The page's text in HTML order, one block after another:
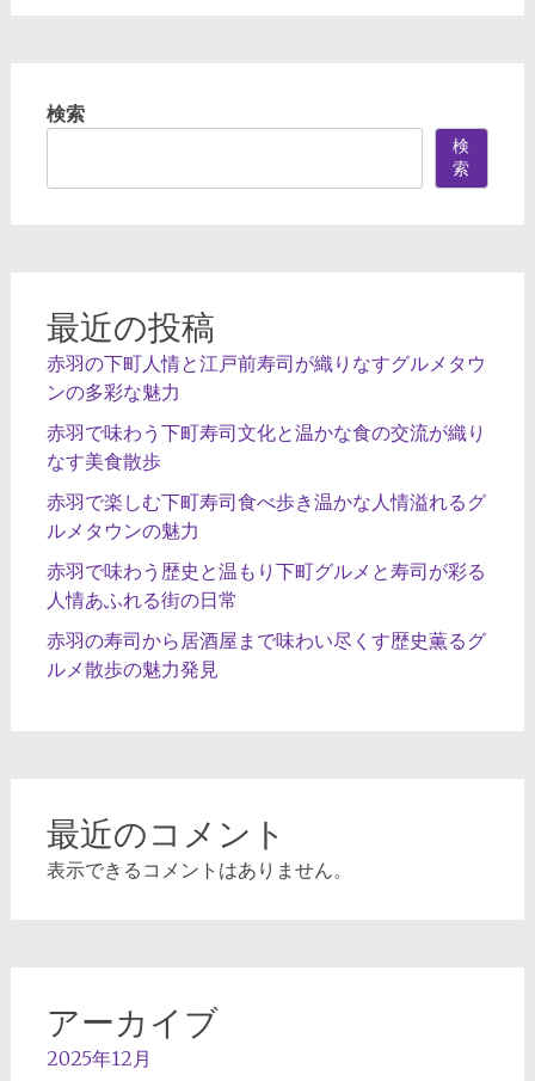
検索
検
索
最近の投稿
赤羽の下町人情と江戸前寿司が織りなすグルメタウ
ンの多彩な魅力
赤羽で味わう下町寿司文化と温かな食の交流が織り
なす美食散歩
赤羽で楽しむ下町寿司食べ歩き温かな人情溢れるグ
ルメタウンの魅力
赤羽で味わう歴史と温もり下町グルメと寿司が彩る
人情あふれる街の日常
赤羽の寿司から居酒屋まで味わい尽くす歴史薫るグ
ルメ散歩の魅力発見
最近のコメント
表示できるコメントはありません。
アーカイブ
2025年12月